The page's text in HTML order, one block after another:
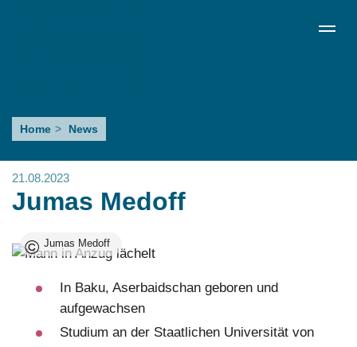
Jumas
Medoff
Home News
21.08.2023
Jumas Medoff
Image
© Jumas Medoff
In Baku, Aserbaidschan geboren und
aufgewachsen
Studium an der Staatlichen Universität von